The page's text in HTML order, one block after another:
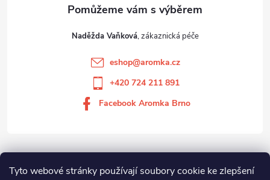
Tyto webové stránky používají soubory cookie ke zlepšení
Vše o nákupu
Naděžda Vaňková
eshop@aromka.cz
+420 724 211 891
Facebook Aromka Brno